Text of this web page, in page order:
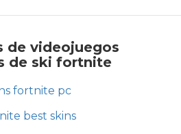
de videojuegos
de ski fortnite
fortnite pc
best skins